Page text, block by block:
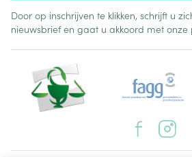
Door op inschrijven te klikken, schrijft u
nieuwsbrief en gaat u akkoord met onze